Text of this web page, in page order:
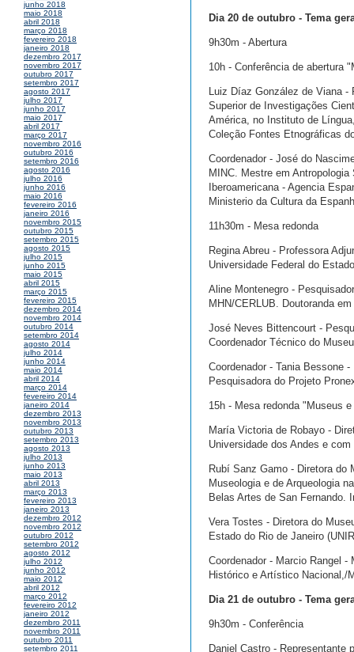
junho 2018
maio 2018
abril 2018
março 2018
fevereiro 2018
janeiro 2018
dezembro 2017
novembro 2017
outubro 2017
setembro 2017
agosto 2017
julho 2017
junho 2017
maio 2017
abril 2017
março 2017
novembro 2016
outubro 2016
setembro 2016
agosto 2016
julho 2016
junho 2016
maio 2016
fevereiro 2016
janeiro 2016
novembro 2015
outubro 2015
setembro 2015
agosto 2015
julho 2015
junho 2015
maio 2015
abril 2015
março 2015
fevereiro 2015
dezembro 2014
novembro 2014
outubro 2014
setembro 2014
agosto 2014
julho 2014
junho 2014
maio 2014
abril 2014
março 2014
fevereiro 2014
janeiro 2014
dezembro 2013
novembro 2013
outubro 2013
setembro 2013
agosto 2013
julho 2013
junho 2013
maio 2013
abril 2013
março 2013
fevereiro 2013
janeiro 2013
dezembro 2012
novembro 2012
outubro 2012
setembro 2012
agosto 2012
julho 2012
junho 2012
maio 2012
abril 2012
março 2012
fevereiro 2012
janeiro 2012
dezembro 2011
novembro 2011
outubro 2011
setembro 2011
Dia 20 de outubro - Tema
9h30m - Abertura
10h - Conferência de abertura
Luiz Díaz González de Viana -
Superior de Investigações
América, no Instituto de
Coleção Fontes Etnográficas
Coordenador - José do
MINC. Mestre em
Iberoamericana - Agencia
Ministerio da Cultura da
11h30m - Mesa redonda
Regina Abreu - Professora
Universidade Federal do
Aline Montenegro -
MHN/CERLUB. Doutoranda
José Neves Bittencourt -
Coordenador Técnico do
Coordenador - Tania Bessone
Pesquisadora do Projeto
15h - Mesa redonda "Museus
María Victoria de Robayo -
Universidade dos Andes e
Rubí Sanz Gamo - Diretora do
Museologia e de Arqueologia
Belas Artes de San Fernando.
Vera Tostes - Diretora do
Estado do Rio de Janeiro
Coordenador - Marcio Rangel
Histórico e Artístico Nacional,/
Dia 21 de outubro - Tema
9h30m - Conferência
Daniel Castro - Representante